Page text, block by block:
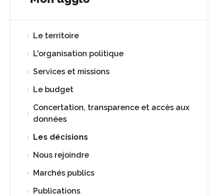
Le territoire
L'organisation politique
Services et missions
Le budget
Concertation, transparence et accès aux
données
Les décisions
Nous rejoindre
Marchés publics
Publications